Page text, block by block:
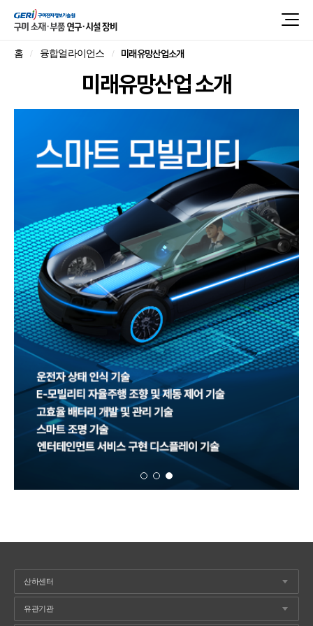
홈 융합얼라이언스 미래유망산업소개
미래유망산업 소개